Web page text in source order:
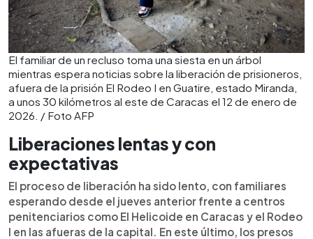
El familiar de un recluso toma una siesta en un árbol
mientras espera noticias sobre la liberación de prisioneros,
afuera de la prisión El Rodeo I en Guatire, estado Miranda,
a unos 30 kilómetros al este de Caracas el 12 de enero de
2026. / Foto AFP
Liberaciones lentas y con
expectativas
El proceso de liberación ha sido lento, con familiares
esperando desde el jueves anterior frente a centros
penitenciarios como El Helicoide en Caracas y el Rodeo
I en las afueras de la capital. En este último, los presos